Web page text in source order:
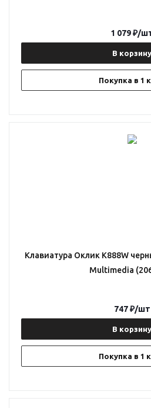
В корзину
Покупка в 1
1 079₽/
Клавиатура Оклик K888W
Multimedia
В корзину
Покупка в 1
747₽/шт